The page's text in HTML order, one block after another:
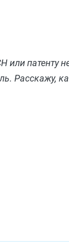
или
Расскажу,